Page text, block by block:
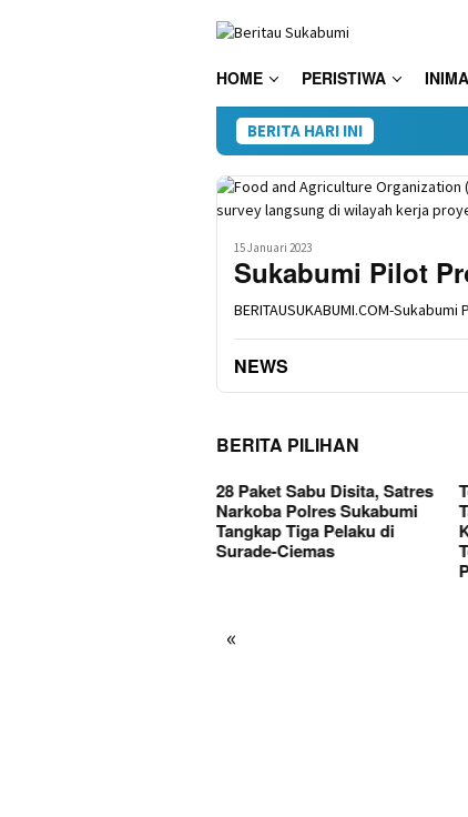
HOME PERISTIWA
BERITA HARI INI
15 Januari 2023
Sukabumi Pilot
BERITAUSUKABUMI.COM-
NEWS
BERITA PILIHAN
«
Terungkap, Kades
Tamanjaya Diduga Terlibat
Kasus Narkoba, Polisi
Temukan Bong Saat